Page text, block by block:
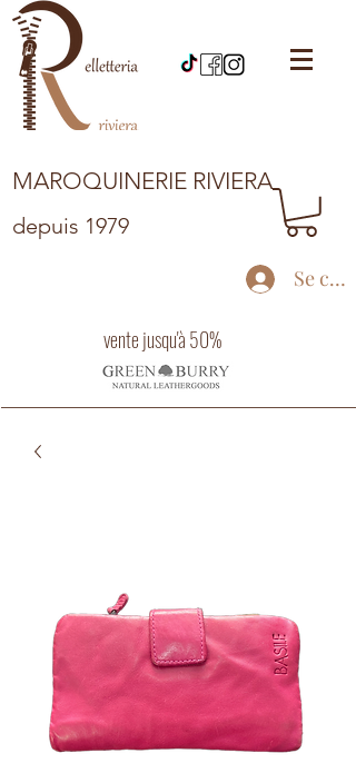
MAROQUINERIE RIVIERA
depuis 1979
Se
vente jusqu'à 50%